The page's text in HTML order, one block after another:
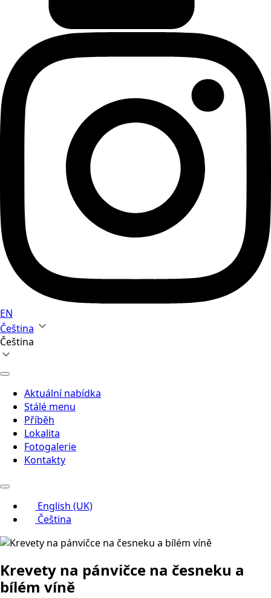
EN
Čeština
Čeština
Aktuální nabídka
Stálé menu
Příběh
Lokalita
Fotogalerie
Kontakty
English (UK)
Čeština
Krevety na pánvičce na česneku a
bílém víně